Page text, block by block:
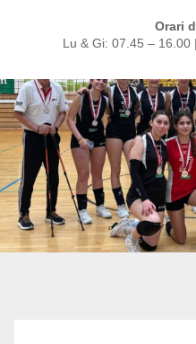
Orari
Lu & Gi: 07.45 –
Servizi e Contatti